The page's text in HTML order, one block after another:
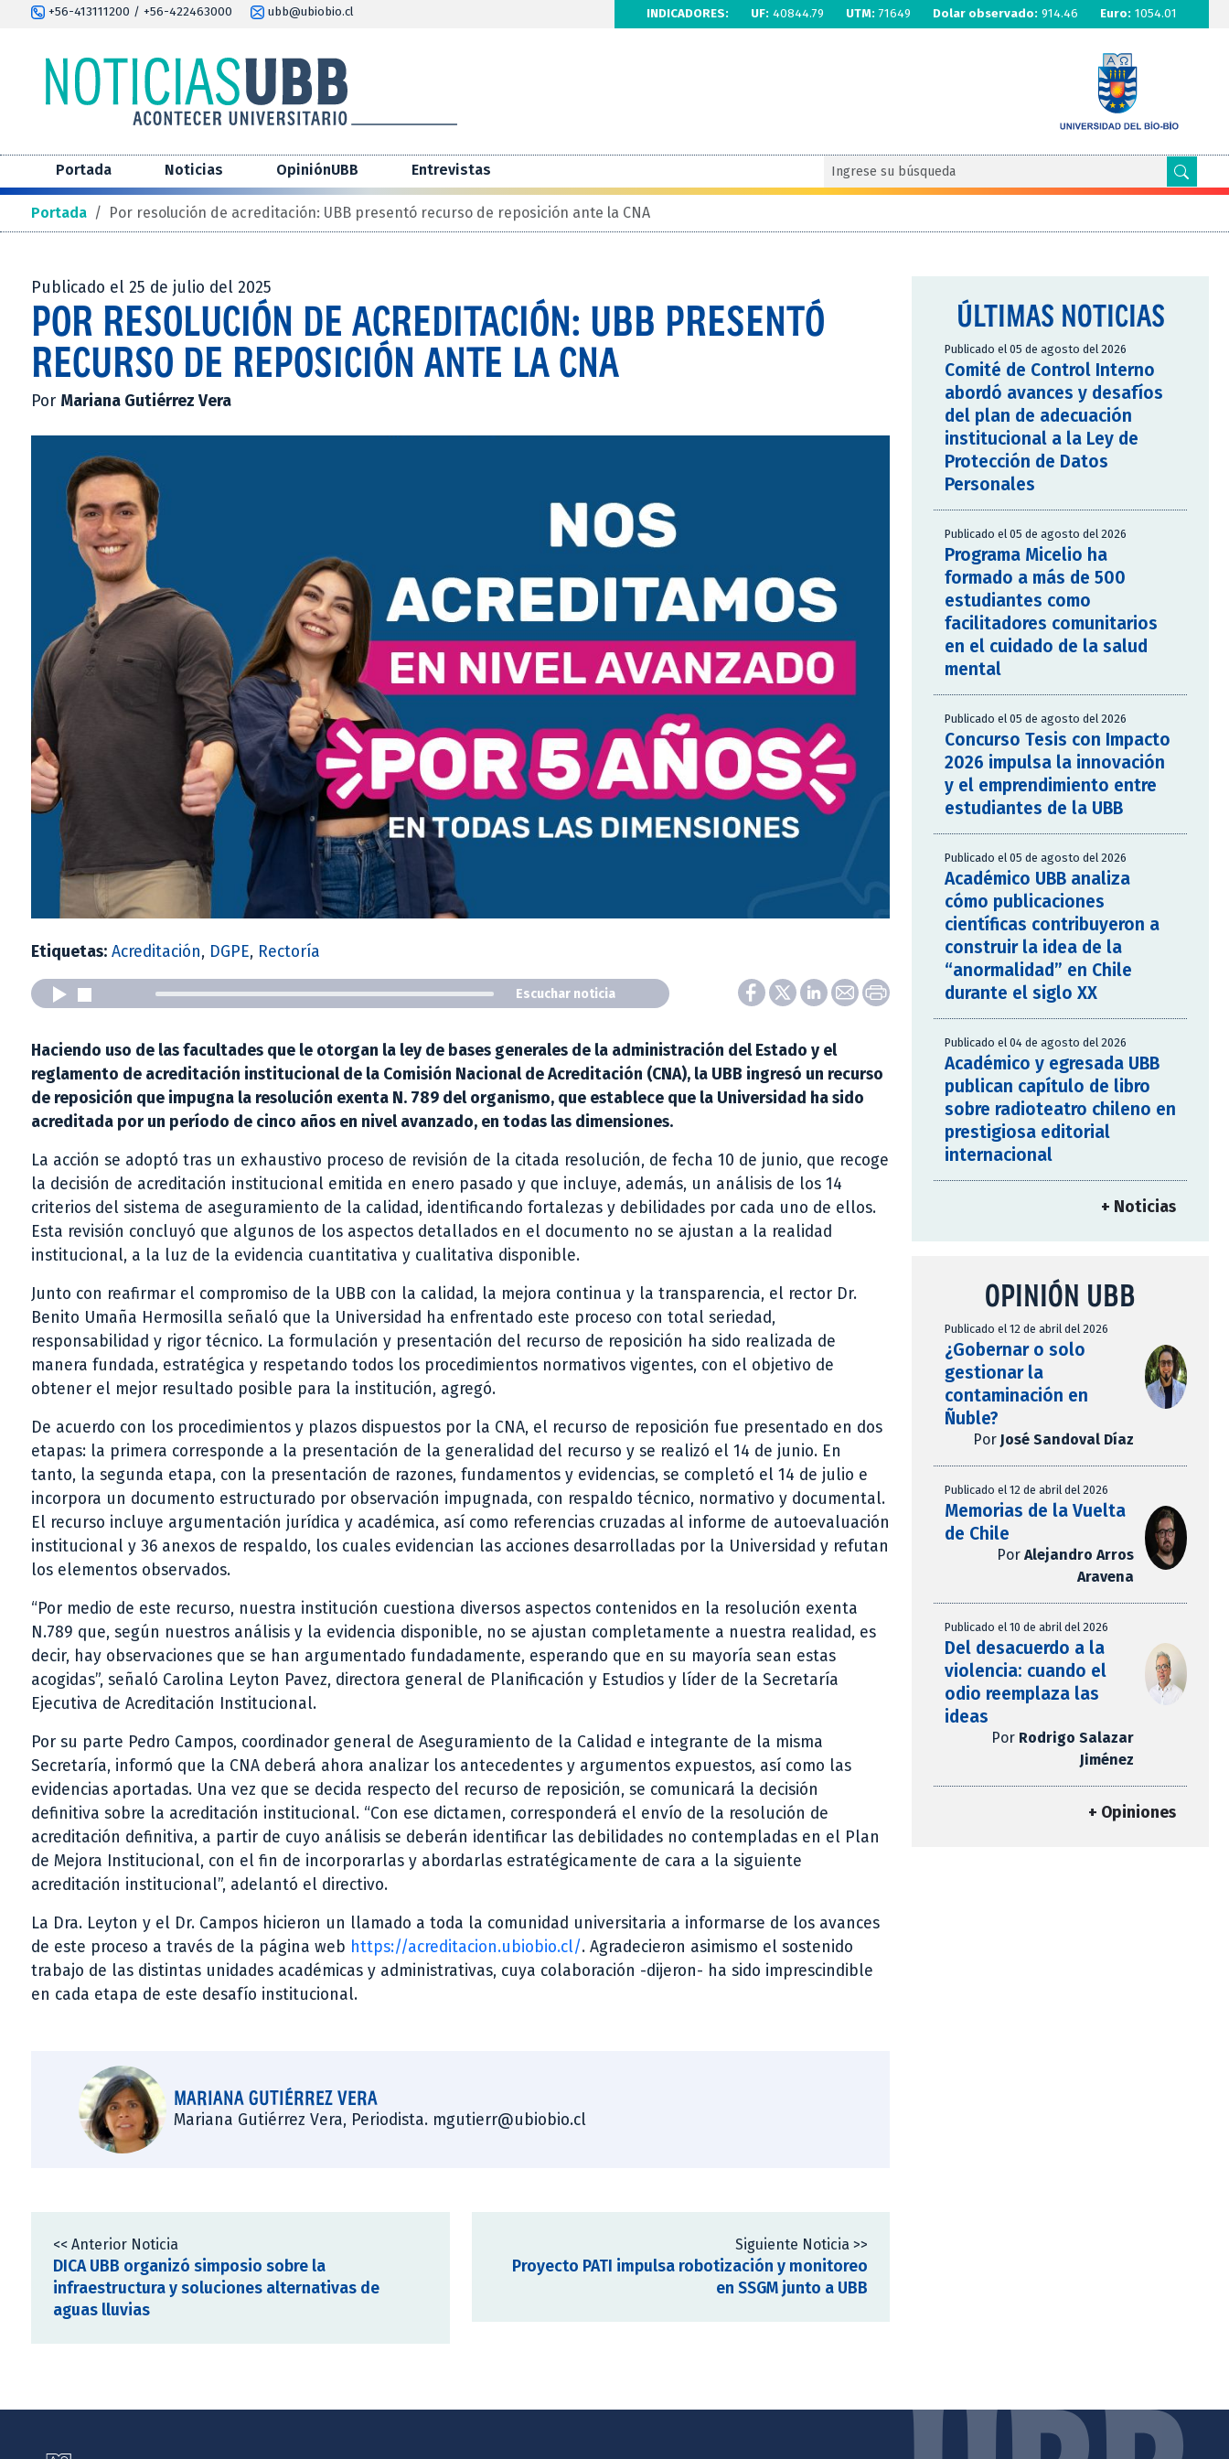
+56-413111200 / +56-422463000 ubb@ubiobio.cl INDICADORES: UF: 40844.79 UTM: 71649 Dolar observado: 914.46 Euro: 1054.01
Portada Noticias OpiniónUBB Entrevistas
Portada / Por resolución de acreditación: UBB presentó recurso de reposición ante la CNA
Publicado el 25 de julio del 2025
POR RESOLUCIÓN DE ACREDITACIÓN: UBB PRESENTÓ
RECURSO DE REPOSICIÓN ANTE LA CNA
Por Mariana Gutiérrez Vera
Etiquetas: Acreditación, DGPE, Rectoría
Escuchar noticia
Haciendo uso de las facultades que le otorgan la ley de bases generales de la administración del Estado y el
reglamento de acreditación institucional de la Comisión Nacional de Acreditación (CNA), la UBB ingresó un recurso
de reposición que impugna la resolución exenta N. 789 del organismo, que establece que la Universidad ha sido
acreditada por un período de cinco años en nivel avanzado, en todas las dimensiones.
La acción se adoptó tras un exhaustivo proceso de revisión de la citada resolución, de fecha 10 de junio, que recoge
la decisión de acreditación institucional emitida en enero pasado y que incluye, además, un análisis de los 14
criterios del sistema de aseguramiento de la calidad, identificando fortalezas y debilidades por cada uno de ellos.
Esta revisión concluyó que algunos de los aspectos detallados en el documento no se ajustan a la realidad
institucional, a la luz de la evidencia cuantitativa y cualitativa disponible.
Junto con reafirmar el compromiso de la UBB con la calidad, la mejora continua y la transparencia, el rector Dr.
Benito Umaña Hermosilla señaló que la Universidad ha enfrentado este proceso con total seriedad,
responsabilidad y rigor técnico. La formulación y presentación del recurso de reposición ha sido realizada de
manera fundada, estratégica y respetando todos los procedimientos normativos vigentes, con el objetivo de
obtener el mejor resultado posible para la institución, agregó.
De acuerdo con los procedimientos y plazos dispuestos por la CNA, el recurso de reposición fue presentado en dos
etapas: la primera corresponde a la presentación de la generalidad del recurso y se realizó el 14 de junio. En
tanto, la segunda etapa, con la presentación de razones, fundamentos y evidencias, se completó el 14 de julio e
incorpora un documento estructurado por observación impugnada, con respaldo técnico, normativo y documental.
El recurso incluye argumentación jurídica y académica, así como referencias cruzadas al informe de autoevaluación
institucional y 36 anexos de respaldo, los cuales evidencian las acciones desarrolladas por la Universidad y refutan
los elementos observados.
“Por medio de este recurso, nuestra institución cuestiona diversos aspectos contenidos en la resolución exenta
N.789 que, según nuestros análisis y la evidencia disponible, no se ajustan completamente a nuestra realidad, es
decir, hay observaciones que se han argumentado fundadamente, esperando que en su mayoría sean estas
acogidas”, señaló Carolina Leyton Pavez, directora general de Planificación y Estudios y líder de la Secretaría
Ejecutiva de Acreditación Institucional.
Por su parte Pedro Campos, coordinador general de Aseguramiento de la Calidad e integrante de la misma
Secretaría, informó que la CNA deberá ahora analizar los antecedentes y argumentos expuestos, así como las
evidencias aportadas. Una vez que se decida respecto del recurso de reposición, se comunicará la decisión
definitiva sobre la acreditación institucional. “Con ese dictamen, corresponderá el envío de la resolución de
acreditación definitiva, a partir de cuyo análisis se deberán identificar las debilidades no contempladas en el Plan
de Mejora Institucional, con el fin de incorporarlas y abordarlas estratégicamente de cara a la siguiente
acreditación institucional”, adelantó el directivo.
La Dra. Leyton y el Dr. Campos hicieron un llamado a toda la comunidad universitaria a informarse de los avances
de este proceso a través de la página web https://acreditacion.ubiobio.cl/. Agradecieron asimismo el sostenido
trabajo de las distintas unidades académicas y administrativas, cuya colaboración -dijeron- ha sido imprescindible
en cada etapa de este desafío institucional.
MARIANA GUTIÉRREZ VERA
Mariana Gutiérrez Vera, Periodista. mgutierr@ubiobio.cl
<< Anterior Noticia
DICA UBB organizó simposio sobre la
infraestructura y soluciones alternativas de
aguas lluvias
Siguiente Noticia >>
Proyecto PATI impulsa robotización y monitoreo
en SSGM junto a UBB
ÚLTIMAS NOTICIAS
Publicado el 05 de agosto del 2026
Comité de Control Interno
abordó avances y desafíos
del plan de adecuación
institucional a la Ley de
Protección de Datos
Personales
Publicado el 05 de agosto del 2026
Programa Micelio ha
formado a más de 500
estudiantes como
facilitadores comunitarios
en el cuidado de la salud
mental
Publicado el 05 de agosto del 2026
Concurso Tesis con Impacto
2026 impulsa la innovación
y el emprendimiento entre
estudiantes de la UBB
Publicado el 05 de agosto del 2026
Académico UBB analiza
cómo publicaciones
científicas contribuyeron a
construir la idea de la
“anormalidad” en Chile
durante el siglo XX
Publicado el 04 de agosto del 2026
Académico y egresada UBB
publican capítulo de libro
sobre radioteatro chileno en
prestigiosa editorial
internacional
+ Noticias
OPINIÓN UBB
Publicado el 12 de abril del 2026
¿Gobernar o solo
gestionar la
contaminación en
Ñuble?
Por José Sandoval Díaz
Publicado el 12 de abril del 2026
Memorias de la Vuelta
de Chile
Por Alejandro Arros
Aravena
Publicado el 10 de abril del 2026
Del desacuerdo a la
violencia: cuando el
odio reemplaza las
ideas
Por Rodrigo Salazar
Jiménez
+ Opiniones